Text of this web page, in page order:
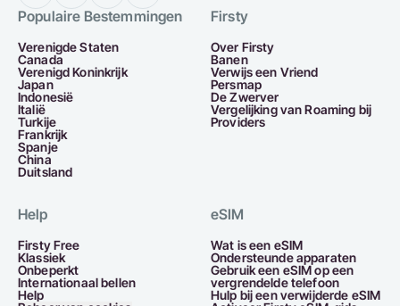
Populaire Bestemmingen
Verenigde Staten
Canada
Verenigd Koninkrijk
Japan
Indonesië
Italië
Turkije
Frankrijk
Spanje
China
Duitsland
Firsty
Over Firsty
Banen
Verwijs een Vriend
Persmap
De Zwerver
Vergelijking van Roaming bij
Providers
Help
Firsty Free
Klassiek
Onbeperkt
Internationaal bellen
Help
eSIM
Wat is een eSIM
Ondersteunde apparaten
Gebruik een eSIM op een
vergrendelde telefoon
Hulp bij een verwijderde eSIM